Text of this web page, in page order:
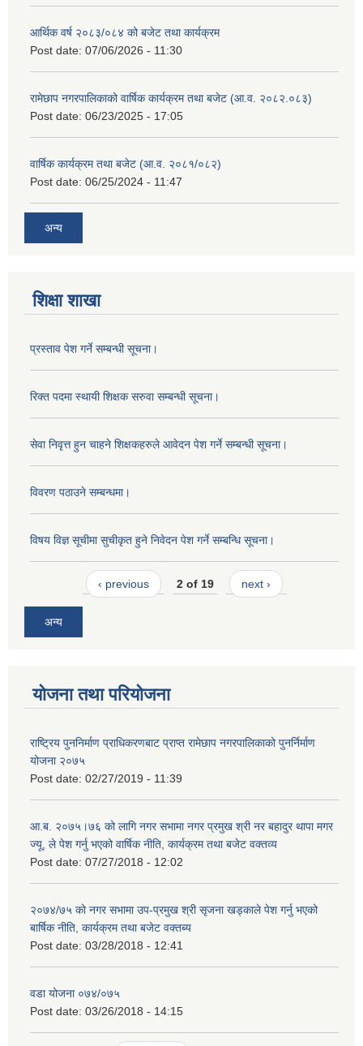
आर्थिक वर्ष २०८३/०८४ को बजेट तथा कार्यक्रम
Post date: 07/06/2026 - 11:30
रामेछाप नगरपालिकाको वार्षिक कार्यक्रम तथा बजेट (आ.व. २०८२.०८३)
Post date: 06/23/2025 - 17:05
वार्षिक कार्यक्रम तथा बजेट (आ.व. २०८१/०८२)
Post date: 06/25/2024 - 11:47
अन्य
शिक्षा शाखा
प्रस्ताव पेश गर्ने सम्बन्धी सूचना।
रिक्त पदमा स्थायी शिक्षक सरुवा सम्बन्धी सूचना।
सेवा निवृत्त हुन चाहने शिक्षकहरुले आवेदन पेश गर्ने सम्बन्धी सूचना।
विवरण पठाउने सम्बन्धमा।
विषय विज्ञ सूचीमा सुचीकृत हुने निवेदन पेश गर्ने सम्बन्धि सूचना।
‹ previous 2 of 19 next ›
अन्य
योजना तथा परियोजना
राष्ट्रिय पुननिर्माण प्राधिकरणबाट प्राप्त रामेछाप नगरपालिकाको पुनर्निर्माण
योजना २०७५
Post date: 02/27/2019 - 11:39
आ.ब. २०७५।७६ को लागि नगर सभामा नगर प्रमुख श्री नर बहादुर थापा मगर
ज्यू, ले पेश गर्नु भएको वार्षिक नीति, कार्यक्रम तथा बजेट वक्तव्य
Post date: 07/27/2018 - 12:02
२०७४/७५ को नगर सभामा उप-प्रमुख श्री सृजना खड्काले पेश गर्नु भएको
बार्षिक नीति, कार्यक्रम तथा बजेट वक्तब्य
Post date: 03/28/2018 - 12:41
वडा योजना ०७४/०७५
Post date: 03/26/2018 - 14:15